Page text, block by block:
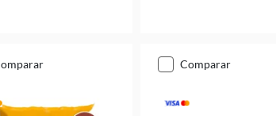
comparar comparar